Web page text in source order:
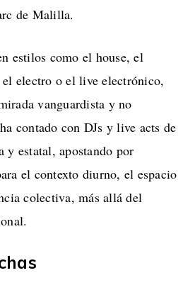
de Malilla.
estilos como el house, el
electro o el live electrónico,
vanguardista y no
contado con DJs y live acts de
y estatal, apostando por
el contexto diurno, el espacio
colectiva, más allá del